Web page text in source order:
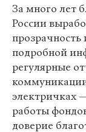
За много лет
России
подробной
регулярные
электричках
работы
доверие